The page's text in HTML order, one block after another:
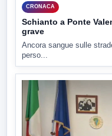
CRONACA
Schianto a Ponte
grave
Ancora sangue sulle
perso...